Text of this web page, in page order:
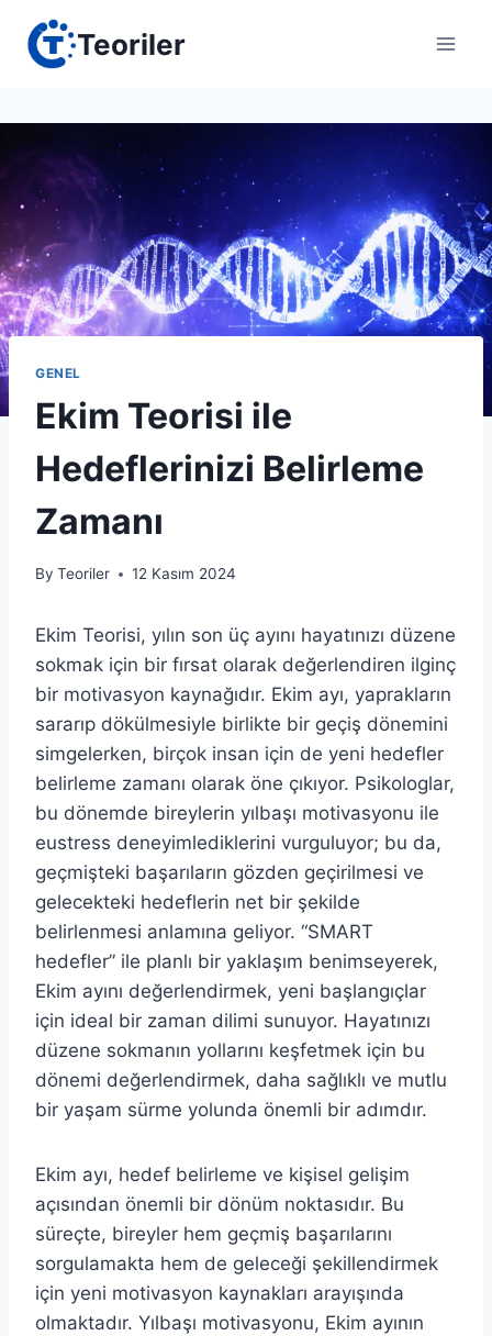
content
Teoriler
GENEL
Ekim Teorisi ile
Hedeflerinizi Belirleme
Zamanı
By Teoriler 12 Kasım 2024
Ekim Teorisi, yılın son üç ayını hayatınızı düzene
sokmak için bir fırsat olarak değerlendiren ilginç
bir motivasyon kaynağıdır. Ekim ayı, yaprakların
sararıp dökülmesiyle birlikte bir geçiş dönemini
simgelerken, birçok insan için de yeni hedefler
belirleme zamanı olarak öne çıkıyor. Psikologlar,
bu dönemde bireylerin yılbaşı motivasyonu ile
eustress deneyimlediklerini vurguluyor; bu da,
geçmişteki başarıların gözden geçirilmesi ve
gelecekteki hedeflerin net bir şekilde
belirlenmesi anlamına geliyor. “SMART
hedefler” ile planlı bir yaklaşım benimseyerek,
Ekim ayını değerlendirmek, yeni başlangıçlar
için ideal bir zaman dilimi sunuyor. Hayatınızı
düzene sokmanın yollarını keşfetmek için bu
dönemi değerlendirmek, daha sağlıklı ve mutlu
bir yaşam sürme yolunda önemli bir adımdır.
Ekim ayı, hedef belirleme ve kişisel gelişim
açısından önemli bir dönüm noktasıdır. Bu
süreçte, bireyler hem geçmiş başarılarını
sorgulamakta hem de geleceği şekillendirmek
için yeni motivasyon kaynakları arayışında
olmaktadır. Yılbaşı motivasyonu, Ekim ayının